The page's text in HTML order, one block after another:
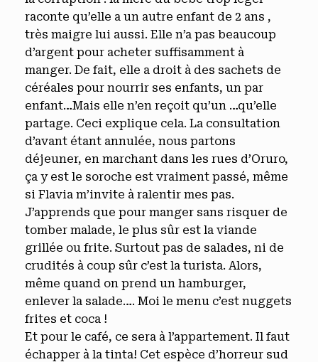
raconte qu’elle a un autre enfant de 2 ans ,
très maigre lui aussi. Elle n’a pas beaucoup
d’argent pour acheter suffisamment à
manger. De fait, elle a droit à des sachets de
céréales pour nourrir ses enfants, un par
enfant…Mais elle n’en reçoit qu’un …qu’elle
partage. Ceci explique cela. La consultation
d’avant étant annulée, nous partons
déjeuner, en marchant dans les rues d’Oruro,
ça y est le soroche est vraiment passé, même
si Flavia m’invite à ralentir mes pas.
J’apprends que pour manger sans risquer de
tomber malade, le plus sûr est la viande
grillée ou frite. Surtout pas de salades, ni de
crudités à coup sûr c’est la turista. Alors,
même quand on prend un hamburger,
enlever la salade…. Moi le menu c’est nuggets
frites et coca !
Et pour le café, ce sera à l’appartement. Il faut
échapper à la tinta! Cet espèce d’horreur sud